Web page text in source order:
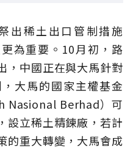
出稀土出口管制措施
為重要。10月初，路
，中國正在與大馬針對
大馬的國家主權基金
Nasional Berhad）可
設立稀土精鍊廠，若計
的重大轉變，大馬會成